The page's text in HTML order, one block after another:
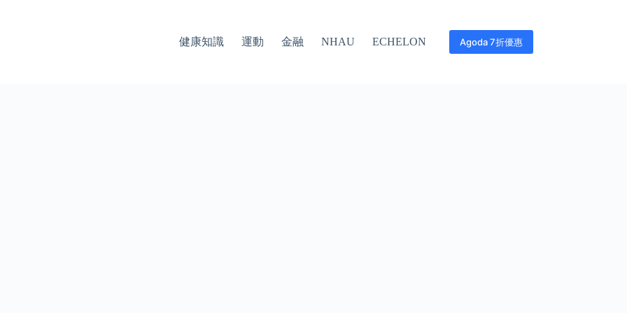
健康知識 運動 金融 NHAU ECHELON Agoda 7折優惠